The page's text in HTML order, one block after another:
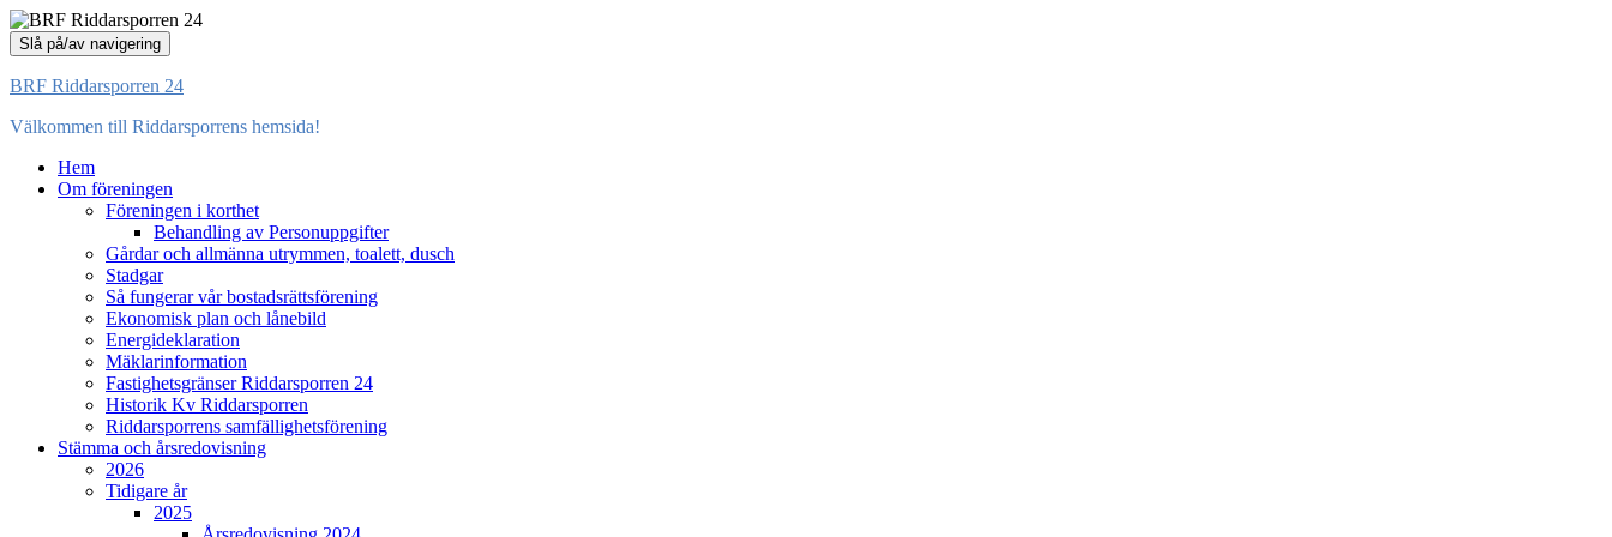
Slå på/av navigering
BRF Riddarsporren 24
Välkommen till Riddarsporrens hemsida!
Hem
Om föreningen
Föreningen i korthet
Behandling av Personuppgifter
Gårdar och allmänna utrymmen, toalett, dusch
Stadgar
Så fungerar vår bostadsrättsförening
Ekonomisk plan och lånebild
Energideklaration
Mäklarinformation
Fastighetsgränser Riddarsporren 24
Historik Kv Riddarsporren
Riddarsporrens samfällighetsförening
Stämma och årsredovisning
2026
Tidigare år
2025